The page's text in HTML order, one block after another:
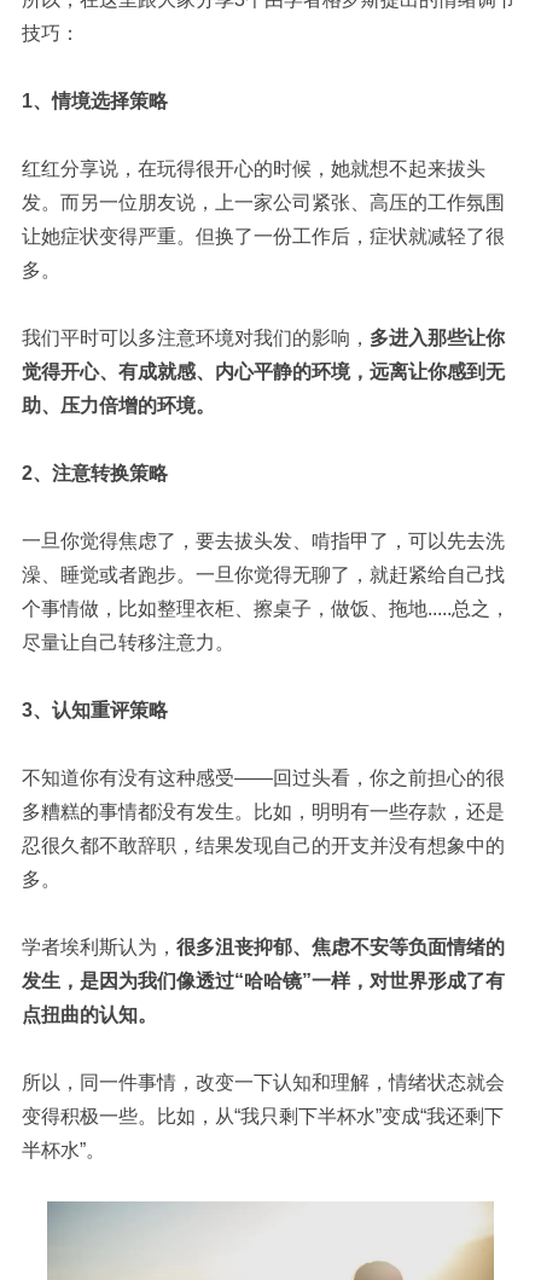
技巧：
1、情境选择策略
红红分享说，在玩得很开心的时候，她就想不起来拔头
发。而另一位朋友说，上一家公司紧张、高压的工作氛围
让她症状变得严重。但换了一份工作后，症状就减轻了很
多。
我们平时可以多注意环境对我们的影响， 多进入那些让你
觉得开心、有成就感、内心平静的环境，远离让你感到无
助、压力倍增的环境。
2、注意转换策略
一旦你觉得焦虑了，要去拔头发、啃指甲了，可以先去洗
澡、睡觉或者跑步。一旦你觉得无聊了，就赶紧给自己找
个事情做，比如整理衣柜、擦桌子，做饭、拖地.....总之，
尽量让自己转移注意力。
3、认知重评策略
不知道你有没有这种感受——回过头看，你之前担心的很
多糟糕的事情都没有发生。比如，明明有一些存款，还是
忍很久都不敢辞职，结果发现自己的开支并没有想象中的
多。
学者埃利斯认为， 很多沮丧抑郁、焦虑不安等负面情绪的
发生，是因为我们像透过“哈哈镜”一样，对世界形成了有
点扭曲的认知。
所以，同一件事情，改变一下认知和理解，情绪状态就会
变得积极一些。比如，从“我只剩下半杯水”变成“我还剩下
半杯水”。